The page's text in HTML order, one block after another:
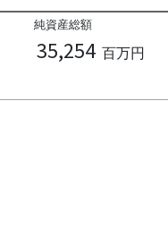
純資産総額
35,254 百万円